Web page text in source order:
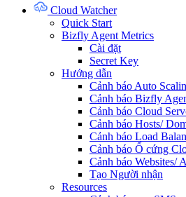
Cloud Watcher
Quick Start
Bizfly Agent Metrics
Cài đặt
Secret Key
Hướng dẫn
Cảnh báo Auto
Cảnh báo Bizfly
Cảnh báo Cloud
Cảnh báo Hosts/
Cảnh báo Load
Cảnh báo Ổ cứng
Cảnh báo Websites/
Tạo Người nhận
Resources